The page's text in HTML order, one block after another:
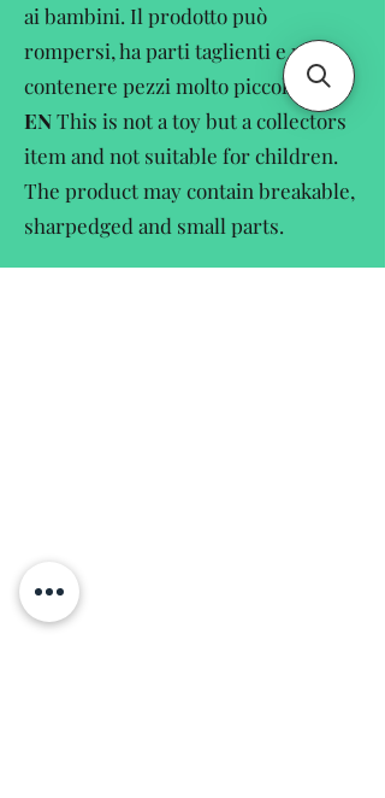
ai bambini. Il prodotto può
rompersi, ha parti taglienti e può
contenere pezzi molto piccole.
ENThis is not a toy but a collectors
item and not suitable for children.
The product may contain breakable,
sharpedged and small parts.